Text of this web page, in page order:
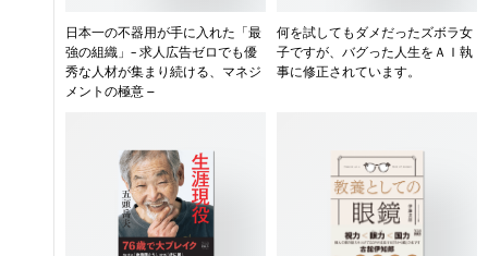
日本一の不器用が手に入れた「最
強の組織」- 求人広告ゼロでも優
秀な人材が集まり続ける、マネジ
メントの極意 –
何を試してもダメだったズボラ女
子ですが、バグった人生をＡＩ執
事に修正されています。